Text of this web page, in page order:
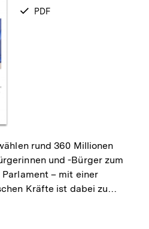
zum
verfügbar
PDF
rund 360 Millionen
und -Bürger zum
Parlament – mit einer
Kräfte ist dabei zu…